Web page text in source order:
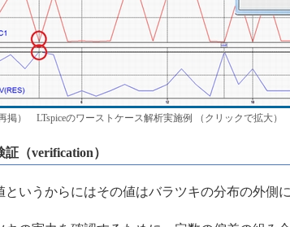
掲） LTspiceのワーストケース解析実施例 （クリックで拡大）
証（verification）
いうからにはその値はバラツキの分布の外側に